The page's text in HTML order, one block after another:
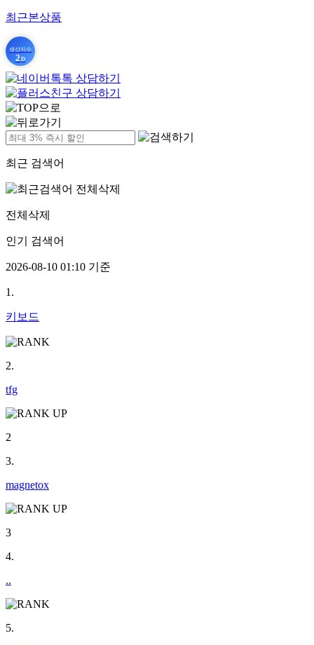
최근본상품
생산지수
2 D
최근 검색어
전체삭제
인기 검색어
2026-08-10 01:10 기준
1.
키보드
2.
tfg
2
3.
magnetox
3
4.
..
5.